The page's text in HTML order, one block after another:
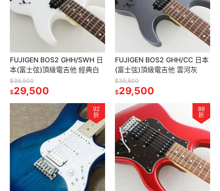
FUJIGEN BOS2 GHH/SWH 日
本(富士弦)頂級電吉他 經典白
$35,500
$29,500
FUJIGEN BOS2 GHH/CC 日本
(富士弦)頂級電吉他 雲河灰
$35,500
$29,500
92
折
86
折